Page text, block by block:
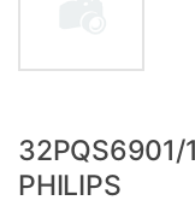
32PQS6901/
PHILIPS